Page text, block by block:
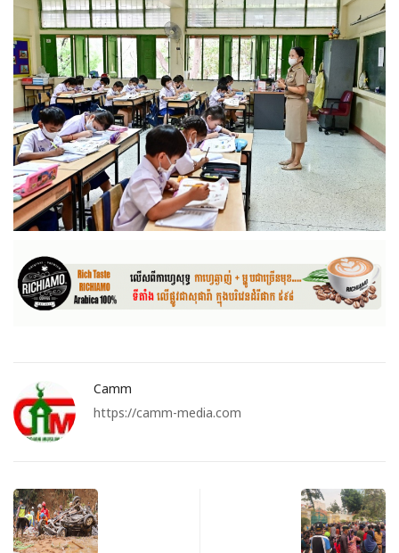
Camm
https://camm-media.com